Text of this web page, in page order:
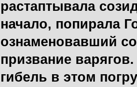
растаптывала
начало, попирала
ознаменовавший
призвание
гибель в этом